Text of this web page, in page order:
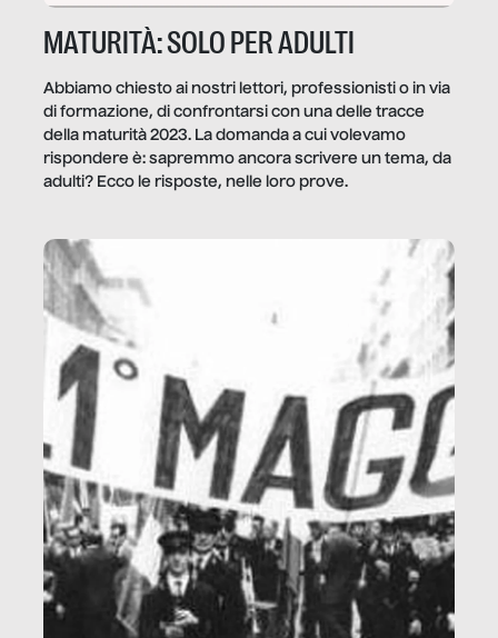
MATURITÀ: SOLO PER ADULTI
Abbiamo chiesto ai nostri lettori, professionisti o in via
di formazione, di confrontarsi con una delle tracce
della maturità 2023. La domanda a cui volevamo
rispondere è: sapremmo ancora scrivere un tema, da
adulti? Ecco le risposte, nelle loro prove.